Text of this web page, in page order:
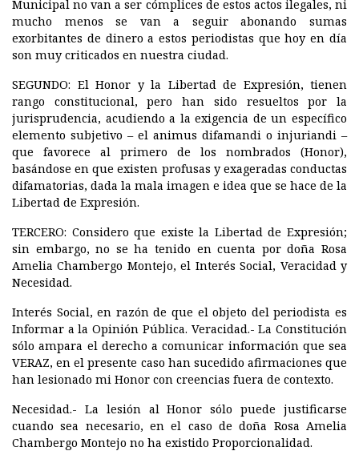
Municipal no van a ser cómplices de estos actos ilegales, ni
mucho menos se van a seguir abonando sumas
exorbitantes de dinero a estos periodistas que hoy en día
son muy criticados en nuestra ciudad.
SEGUNDO: El Honor y la Libertad de Expresión, tienen
rango constitucional, pero han sido resueltos por la
jurisprudencia, acudiendo a la exigencia de un específico
elemento subjetivo – el animus difamandi o injuriandi –
que favorece al primero de los nombrados (Honor),
basándose en que existen profusas y exageradas conductas
difamatorias, dada la mala imagen e idea que se hace de la
Libertad de Expresión.
TERCERO: Considero que existe la Libertad de Expresión;
sin embargo, no se ha tenido en cuenta por doña Rosa
Amelia Chambergo Montejo, el Interés Social, Veracidad y
Necesidad.
Interés Social, en razón de que el objeto del periodista es
Informar a la Opinión Pública. Veracidad.- La Constitución
sólo ampara el derecho a comunicar información que sea
VERAZ, en el presente caso han sucedido afirmaciones que
han lesionado mi Honor con creencias fuera de contexto.
Necesidad.- La lesión al Honor sólo puede justificarse
cuando sea necesario, en el caso de doña Rosa Amelia
Chambergo Montejo no ha existido Proporcionalidad.